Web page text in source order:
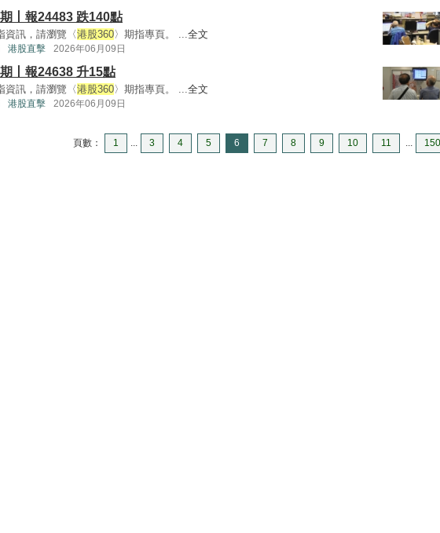
丨報24483 跌140點
資訊，請瀏覽〈港股360〉期指專頁。 ...全文
港股直擊 2026年06月09日
丨報24638 升15點
資訊，請瀏覽〈港股360〉期指專頁。 ...全文
港股直擊 2026年06月09日
頁數： 1 ... 3 4 5 6 7 8 9 10 11 ... 150